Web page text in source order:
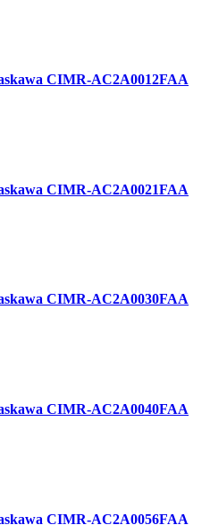
Yaskawa CIMR-
Yaskawa CIMR-
Yaskawa CIMR-
Yaskawa CIMR-